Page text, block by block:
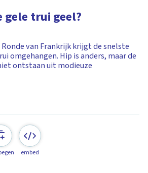
gele trui geel?
van Frankrijk krijgt de snelste
omgehangen. Hip is anders, maar de
ontstaan uit modieuze
embed